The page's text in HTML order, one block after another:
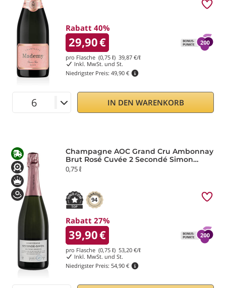
Rabatt 40%
29,90€
pro Flasche (0,75 ℓ) 39,87 €/ℓ
Inkl. MwSt. und St.
Niedrigster Preis: 49,90 €
IN DEN WARENKORB
Champagne AOC Grand Cru Ambonnay
Brut Rosé Cuvée 2 Secondé Simon
Laurier
0,75 ℓ
94
Rabatt 27%
39,90€
pro Flasche (0,75 ℓ) 53,20 €/ℓ
Inkl. MwSt. und St.
Niedrigster Preis: 54,90 €